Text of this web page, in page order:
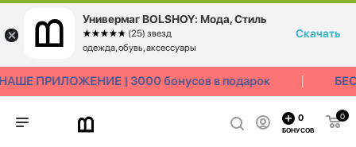
ПРИЛОЖЕНИЕ | 3000 бонусов в подарок
0
0
БОНУСОВ
Универмаг BOLSHOY: Мода, Стиль
☆☆☆☆☆
★★★★★ (25) звезд
одежда, обувь, аксессуары
Скачать